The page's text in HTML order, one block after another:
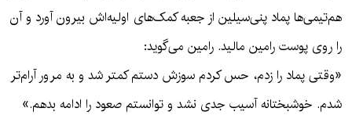
هم‌تیمی‌ها پماد پنی‌سیلین از جعبه کمک‌های اولیه‌اش بیرون آورد و آن
را روی پوست رامین مالید. رامین می‌گوید:
«وقتی پماد را زدم، حس کردم سوزش دستم کمتر شد و به مرور آرام‌تر
شدم. خوشبختانه آسیب جدی نشد و توانستم صعود را ادامه بدهم.»